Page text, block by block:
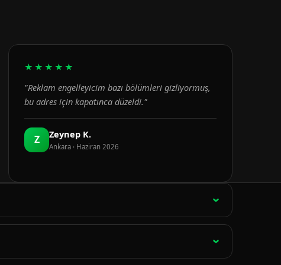
★★★★★
"Reklam engelleyicim bazı bölümleri gizliyormuş,
bu adres için kapatınca düzeldi."
Z Zeynep K.
Ankara · Haziran 2026
Bağlantı 15 dakikada bir otomatik olarak